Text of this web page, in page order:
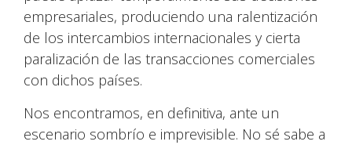
empresariales, produciendo una ralentización
de los intercambios internacionales y cierta
paralización de las transacciones comerciales
con dichos países.
Nos encontramos, en definitiva, ante un
escenario sombrío e imprevisible. No sé sabe a